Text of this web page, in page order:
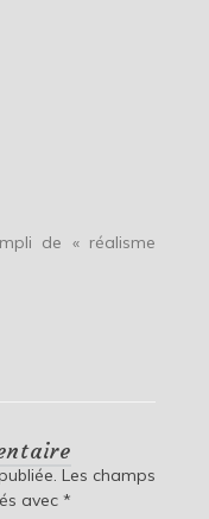
de « réalisme
Les champs
avec *